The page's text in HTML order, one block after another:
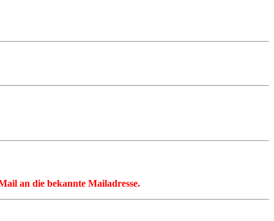
an die bekannte Mailadresse.